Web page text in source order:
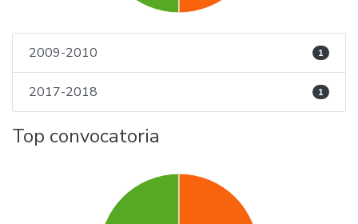
2009-2010 1
2017-2018 1
Top convocatoria